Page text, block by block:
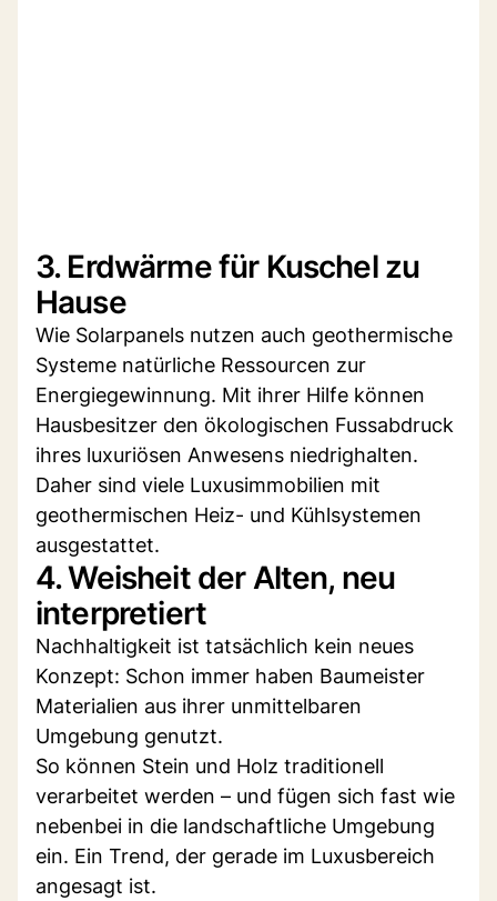
3. Erdwärme für Kuschel zu
Hause
Wie Solarpanels nutzen auch geothermische
Systeme natürliche Ressourcen zur
Energiegewinnung. Mit ihrer Hilfe können
Hausbesitzer den ökologischen Fussabdruck
ihres luxuriösen Anwesens niedrighalten.
Daher sind viele Luxusimmobilien mit
geothermischen Heiz- und Kühlsystemen
ausgestattet.
4. Weisheit der Alten, neu
interpretiert
Nachhaltigkeit ist tatsächlich kein neues
Konzept: Schon immer haben Baumeister
Materialien aus ihrer unmittelbaren
Umgebung genutzt.
So können Stein und Holz traditionell
verarbeitet werden – und fügen sich fast wie
nebenbei in die landschaftliche Umgebung
ein. Ein Trend, der gerade im Luxusbereich
angesagt ist.